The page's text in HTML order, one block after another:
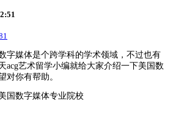
字媒体是个跨学科的学术领域，不过也有
acg艺术留学小编就给大家介绍一下美国数
对你有帮助。